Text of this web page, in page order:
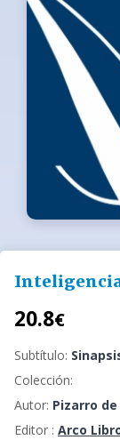
20.8€
Subtítulo:
Colección:
Autor: Pizarro
Editor : Arco